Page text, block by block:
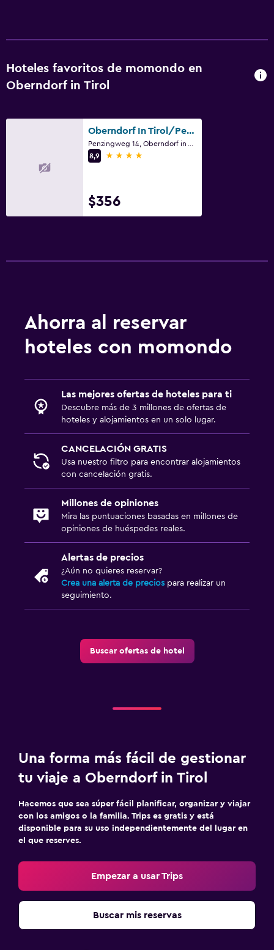
Hoteles favoritos de momondo en
Oberndorf in Tirol
Oberndorf In Tirol/Penzinghof
8,9
4 estrellas
$356
Ahorra al reservar
hoteles con momondo
Las mejores ofertas de hoteles para ti
Descubre más de 3 millones de ofertas de
hoteles y alojamientos en un solo lugar.
CANCELACIÓN GRATIS
Usa nuestro filtro para encontrar alojamientos
con cancelación gratis.
Millones de opiniones
Mira las puntuaciones basadas en millones de
opiniones de huéspedes reales.
Alertas de precios
¿Aún no quieres reservar?
Crea una alerta de precios para realizar un
seguimiento.
Buscar ofertas de hotel
Una forma más fácil de gestionar
tu viaje a Oberndorf in Tirol
Hacemos que sea súper fácil planificar, organizar y viajar
con los amigos o la familia. Trips es gratis y está
disponible para su uso independientemente del lugar en
el que reserves.
Empezar a usar Trips
Buscar mis reservas